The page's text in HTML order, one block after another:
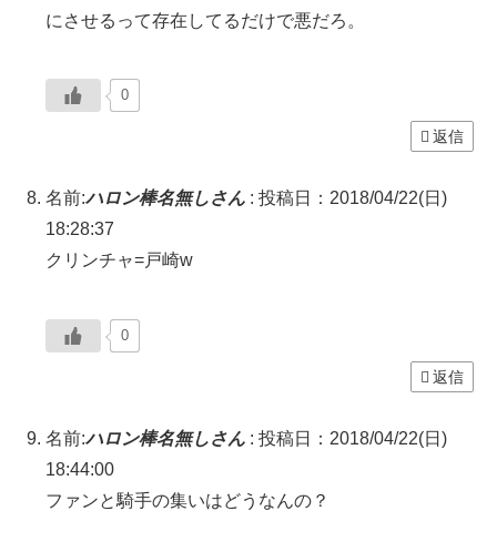
にさせるって存在してるだけで悪だろ。
0
返信
名前:ハロン棒名無しさん : 投稿日：2018/04/22(日)
18:28:37
クリンチャ=戸崎w
0
返信
名前:ハロン棒名無しさん : 投稿日：2018/04/22(日)
18:44:00
ファンと騎手の集いはどうなんの？